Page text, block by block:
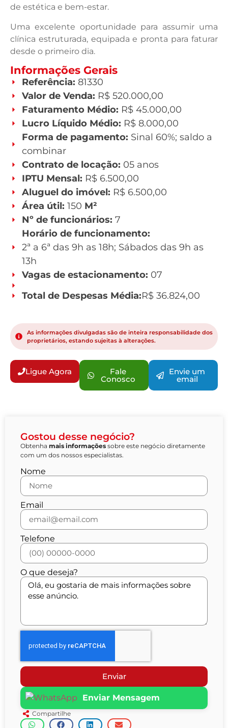
de estética e bem-estar.
Uma excelente oportunidade para assumir uma
clínica estruturada, equipada e pronta para faturar
desde o primeiro dia.
Informações Gerais
Referência: 81330
Valor de Venda: R$ 520.000,00
Faturamento Médio: R$ 45.000,00
Lucro Líquido Médio: R$ 8.000,00
Forma de pagamento: Sinal 60%; saldo a
combinar
Contrato de locação: 05 anos
IPTU Mensal: R$ 6.500,00
Aluguel do imóvel: R$ 6.500,00
Área útil: 150 M²
Nº de funcionários: 7
Horário de funcionamento:
2ª a 6ª das 9h as 18h; Sábados das 9h as
13h
Vagas de estacionamento: 07
Total de Despesas Média:R$ 36.824,00
As informações divulgadas são de inteira responsabilidade dos
proprietários, estando sujeitas à alterações.
Ligue Agora Fale
Conosco
Envie um
email
Gostou desse negócio?
Obtenha mais informações sobre este negócio diretamente
com um dos nossos especialistas.
Nome
Email
Telefone
O que deseja?
Enviar
Enviar Mensagem
Compartilhe